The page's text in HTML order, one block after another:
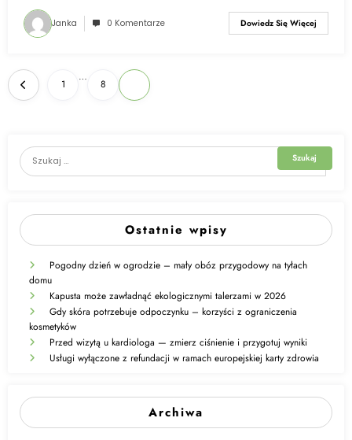
Janka 0 Komentarze Dowiedz Się Więcej
Nawigacja
po
1
…
8
Ostatnie wpisy
Pogodny dzień w ogrodzie – mały obóz przygodowy na tyłach
domu
Kapusta może zawładnąć ekologicznymi talerzami w 2026
Gdy skóra potrzebuje odpoczynku – korzyści z ograniczenia
kosmetyków
Przed wizytą u kardiologa — zmierz ciśnienie i przygotuj wyniki
Usługi wyłączone z refundacji w ramach europejskiej karty zdrowia
Archiwa